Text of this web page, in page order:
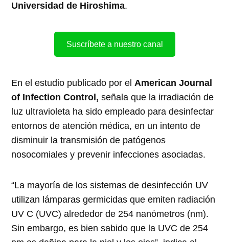
Universidad de Hiroshima.
Suscríbete a nuestro canal
En el estudio publicado por elAmerican Journal
of Infection Control, señala que la irradiación de
luz ultravioleta ha sido empleado para desinfectar
entornos de atención médica, en un intento de
disminuir la transmisión de patógenos
nosocomiales y prevenir infecciones asociadas.
“La mayoría de los sistemas de desinfección UV
utilizan lámparas germicidas que emiten radiación
UV C (UVC) alrededor de 254 nanómetros (nm).
Sin embargo, es bien sabido que la UVC de 254